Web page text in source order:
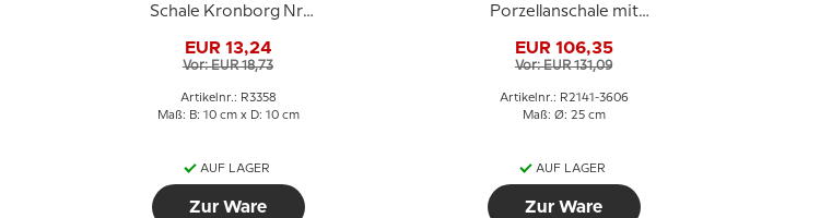
Schale Kronborg Nr.
EUR 13,24
Vor: EUR 18,73
Artikelnr.: R3358
Maß: B: 10 cm x D: 10 cm
AUF LAGER
Zur Ware
Porzellanschale mit
3606
EUR 106,35
Vor: EUR 131,09
Artikelnr.: R2141-3606
Maß: Ø: 25 cm
AUF LAGER
Zur Ware